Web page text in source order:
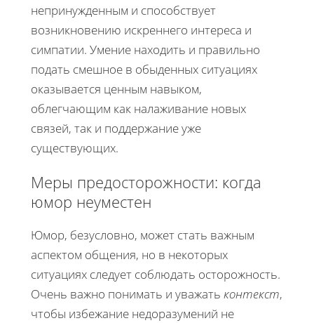
непринужденным и способствует
возникновению искреннего интереса и
симпатии. Умение находить и правильно
подать смешное в обыденных ситуациях
оказывается ценным навыком,
облегчающим как налаживание новых
связей, так и поддержание уже
существующих.
Меры предосторожности: когда
юмор неуместен
Юмор, безусловно, может стать важным
аспектом общения, но в некоторых
ситуациях следует соблюдать осторожность.
Очень важно понимать и уважать контекст,
чтобы избежание недоразумений не